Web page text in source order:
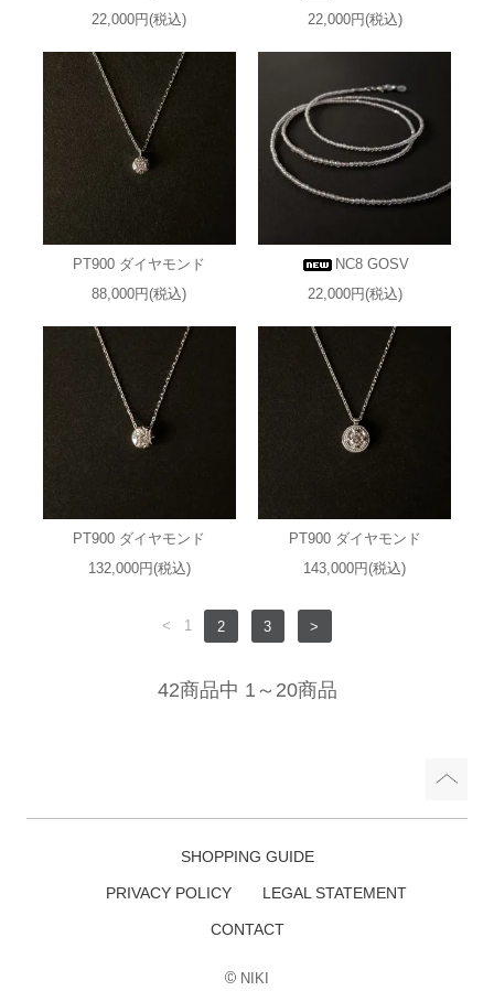
22,000円(税込)
22,000円(税込)
PT900 ダイヤモンド
88,000円(税込)
NC8 GOSV
22,000円(税込)
PT900 ダイヤモンド
132,000円(税込)
PT900 ダイヤモンド
143,000円(税込)
< 1 2 3 >
42商品中 1～20商品
NIKI
SHOPPING GUIDE
PRIVACY POLICY LEGAL STATEMENT
CONTACT